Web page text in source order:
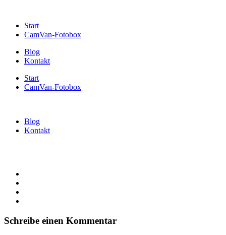
Start
CamVan-Fotobox
Blog
Kontakt
Start
CamVan-Fotobox
Blog
Kontakt
Schreibe einen Kommentar